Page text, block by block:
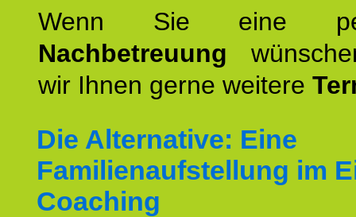
Wenn Sie eine
Nachbetreuung
wir Ihnen gerne weitere
Die Alternative: Eine
Familienaufstellung im
Coaching